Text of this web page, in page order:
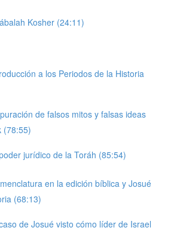
Kosher (24:11)
a los Periodos de la Historia
de falsos mitos y falsas ideas
(78:55)
jurídico de la Toráh (85:54)
en la edición bíblica y Josué
(68:13)
de Josué visto cómo líder de Israel